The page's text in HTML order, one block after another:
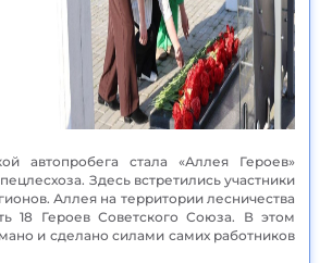
автопробега стала «Аллея Героев»
Здесь встретились участники
Аллея на территории лесничества
18 Героев Советского Союза. В этом
и сделано силами самих работников